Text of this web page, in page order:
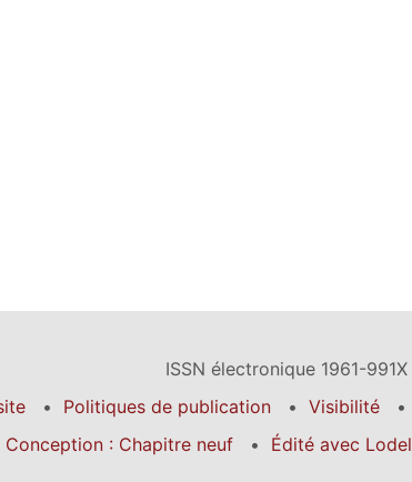
ISSN électronique 1961-991X
Politiques de publication Visibilité
Conception : Chapitre neuf
Édité avec Lodel